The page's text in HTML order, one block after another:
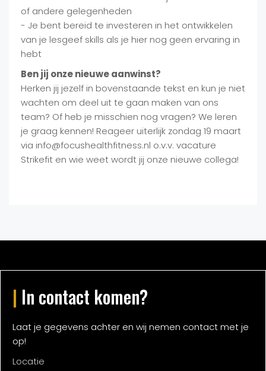
of andere gelegenheden
- Je bent bereid te investeren in het ontwikkelen
van je lesgeef skills als je hier nog geen ervaring in
hebt
Ben jij onze nieuwe aanwinst?
Herken jij jezelf in bovenstaande tekst en kun je niet
wachten om deel uit te gaan maken van ons
team? Of heb je misschien nog vragen? We leren
je graag kennen! Reageer uiterlijk zondag 19 maart
via info@focushealthfitness.nl o.v.v. vacature
Strikefit en wie weet wordt jij onze nieuwe collega!
| In contact komen?
Laat je gegevens achter en wij nemen contact met je
op!
Locatie